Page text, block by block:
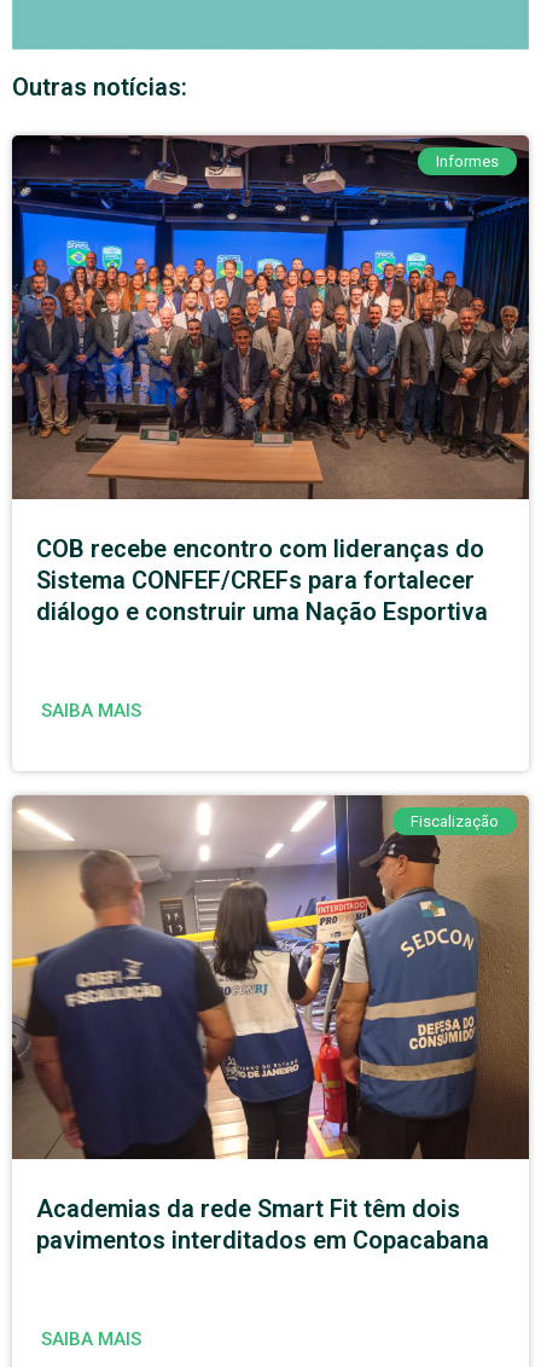
Outras notícias:
Informes
COB recebe encontro com lideranças do
Sistema CONFEF/CREFs para fortalecer
diálogo e construir uma Nação Esportiva
SAIBA MAIS
Fiscalização
Academias da rede Smart Fit têm dois
pavimentos interditados em Copacabana
SAIBA MAIS